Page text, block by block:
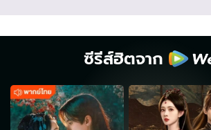
ซีรีส์ฮิตจาก